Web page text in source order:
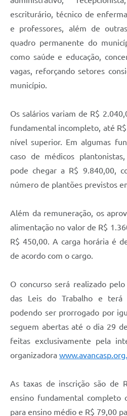
Galeria de Vídeos
Contas Públicas
Legislação
Links Úteis
Serviços Online
escriturário, técnico de
e professores, além de
quadro permanente do
como saúde e educação,
vagas, reforçando setores
município.
Os salários variam de R$
fundamental incompleto, até
nível superior. Em algumas
caso de médicos
pode chegar a R$ 9.840,00,
número de plantões previstos
Além da remuneração, os
alimentação no valor de R$
R$ 450,00. A carga horária é
de acordo com o cargo.
O concurso será realizado
das Leis do Trabalho e terá
podendo ser prorrogado por
seguem abertas até o dia 29
feitas exclusivamente pela
organizadora
As taxas de inscrição são de
ensino fundamental completo
para ensino médio e R$ 79,00